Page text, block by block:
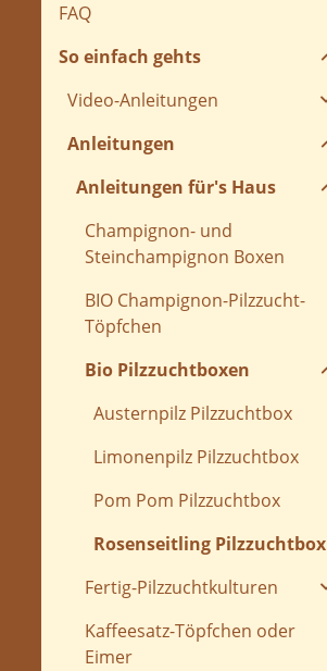
FAQ
So einfach gehts
Video-Anleitungen
Anleitungen
Anleitungen für's Haus
Champignon- und
Steinchampignon Boxen
BIO Champignon-Pilzzucht-
Töpfchen
Bio Pilzzuchtboxen
Austernpilz Pilzzuchtbox
Limonenpilz Pilzzuchtbox
Pom Pom Pilzzuchtbox
Rosenseitling Pilzzuchtbox
Fertig-Pilzzuchtkulturen
Kaffeesatz-Töpfchen oder
Eimer